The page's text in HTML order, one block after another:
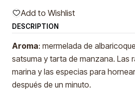
Add to Wishlist
DESCRIPTION
Aroma: mermelada de
satsuma y tarta de manzana. Las
marina y las especias para
después de un minuto.